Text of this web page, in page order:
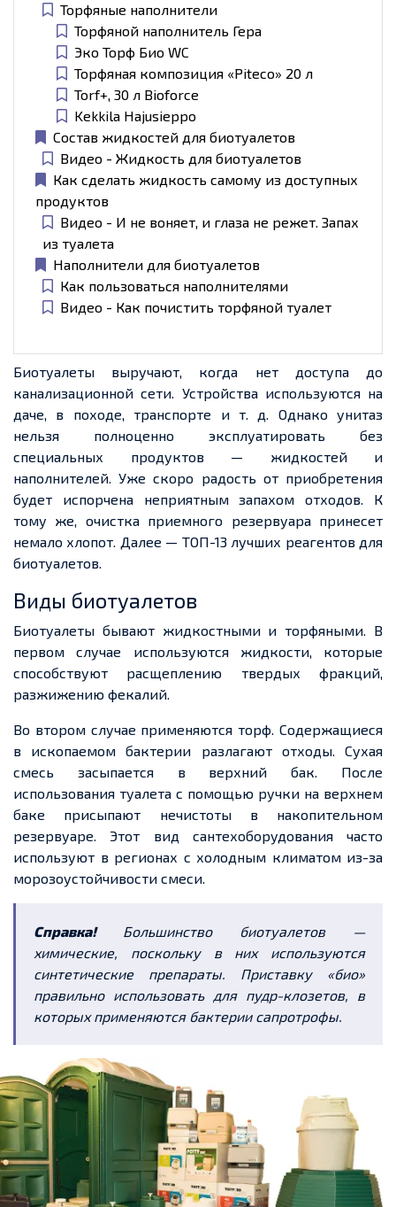
Торфяные наполнители
Торфяной наполнитель Гера
Эко Торф Био WC
Торфяная композиция «Piteco» 20 л
Torf+, 30 л Bioforce
Kekkila Hajusieppo
Состав жидкостей для биотуалетов
Видео - Жидкость для биотуалетов
Как сделать жидкость самому из доступных
продуктов
Видео - И не воняет, и глаза не режет. Запах
из туалета
Наполнители для биотуалетов
Как пользоваться наполнителями
Видео - Как почистить торфяной туалет
Биотуалеты выручают, когда нет доступа до
канализационной сети. Устройства используются на
даче, в походе, транспорте и т. д. Однако унитаз
нельзя полноценно эксплуатировать без
специальных продуктов — жидкостей и
наполнителей. Уже скоро радость от приобретения
будет испорчена неприятным запахом отходов. К
тому же, очистка приемного резервуара принесет
немало хлопот. Далее — ТОП-13 лучших реагентов для
биотуалетов.
Виды биотуалетов
Биотуалеты бывают жидкостными и торфяными. В
первом случае используются жидкости, которые
способствуют расщеплению твердых фракций,
разжижению фекалий.
Во втором случае применяются торф. Содержащиеся
в ископаемом бактерии разлагают отходы. Сухая
смесь засыпается в верхний бак. После
использования туалета с помощью ручки на верхнем
баке присыпают нечистоты в накопительном
резервуаре. Этот вид сантехоборудования часто
используют в регионах с холодным климатом из-за
морозоустойчивости смеси.
Справка! Большинство биотуалетов —
химические, поскольку в них используются
синтетические препараты. Приставку «био»
правильно использовать для пудр-клозетов, в
которых применяются бактерии сапротрофы.